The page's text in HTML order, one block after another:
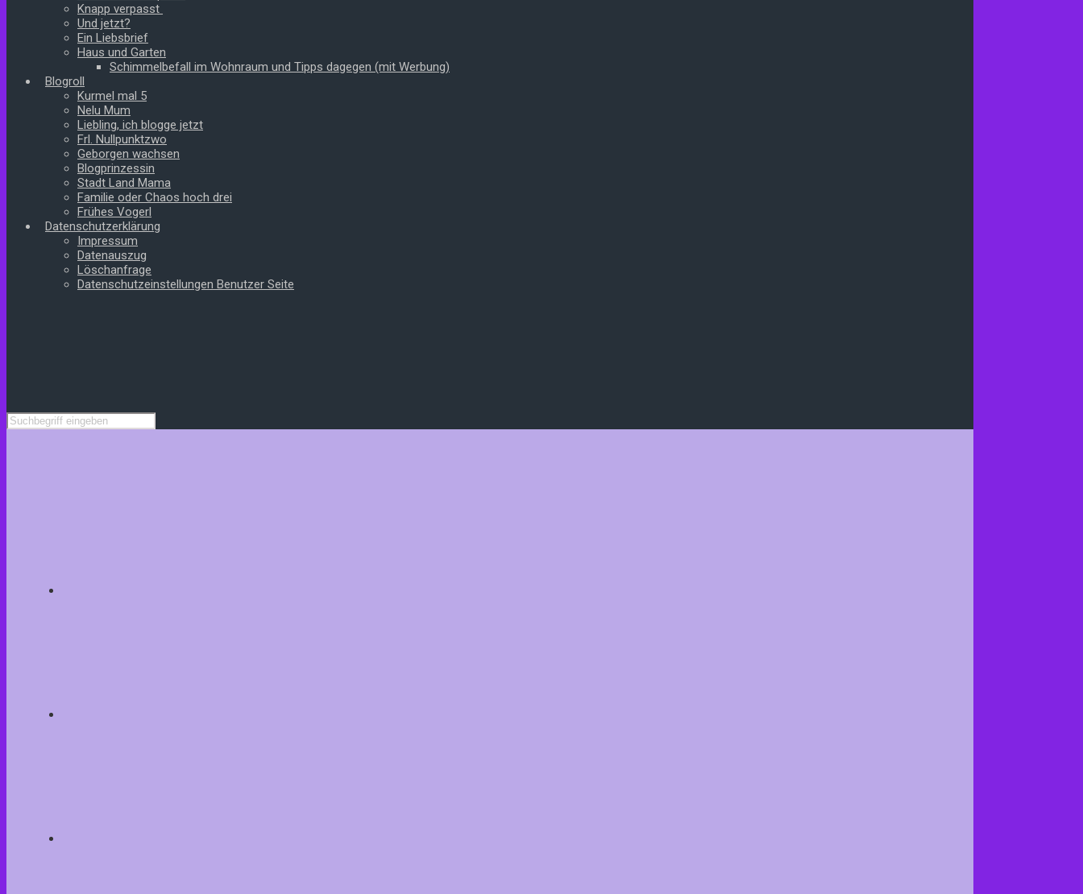
Knapp verpasst
Und jetzt?
Ein Liebsbrief
Haus und Garten
Schimmelbefall im Wohnraum und Tipps dagegen (mit Werbung)
Blogroll
Kurmel mal 5
Nelu Mum
Liebling, ich blogge jetzt
Frl. Nullpunktzwo
Geborgen wachsen
Blogprinzessin
Stadt Land Mama
Familie oder Chaos hoch drei
Frühes Vogerl
Datenschutzerklärung
Impressum
Datenauszug
Löschanfrage
Datenschutzeinstellungen Benutzer Seite